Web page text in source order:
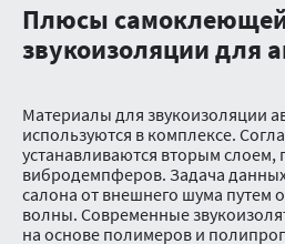
Плюсы
звукоизоляции для
Материалы для звукоизоляции
используются в комплексе.
устанавливаются вторым слоем,
вибродемпферов. Задача
салона от внешнего шума путем
волны. Современные
на основе полимеров и